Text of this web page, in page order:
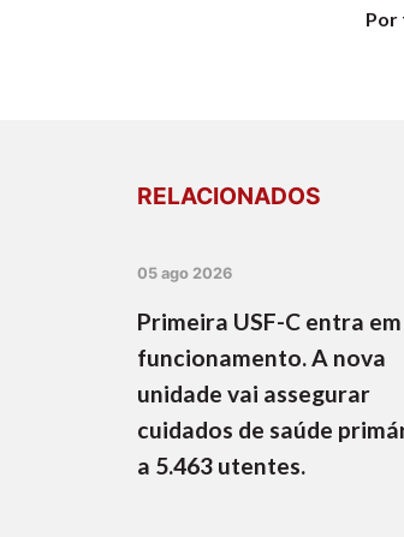
Por
RELACIONADOS
05 ago 2026
Primeira USF-C entra em
funcionamento. A nova
unidade vai assegurar
cuidados de saúde
a 5.463 utentes.